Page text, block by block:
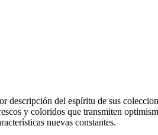
descripción del espíritu de sus
y coloridos que transmiten
nuevas constantes.